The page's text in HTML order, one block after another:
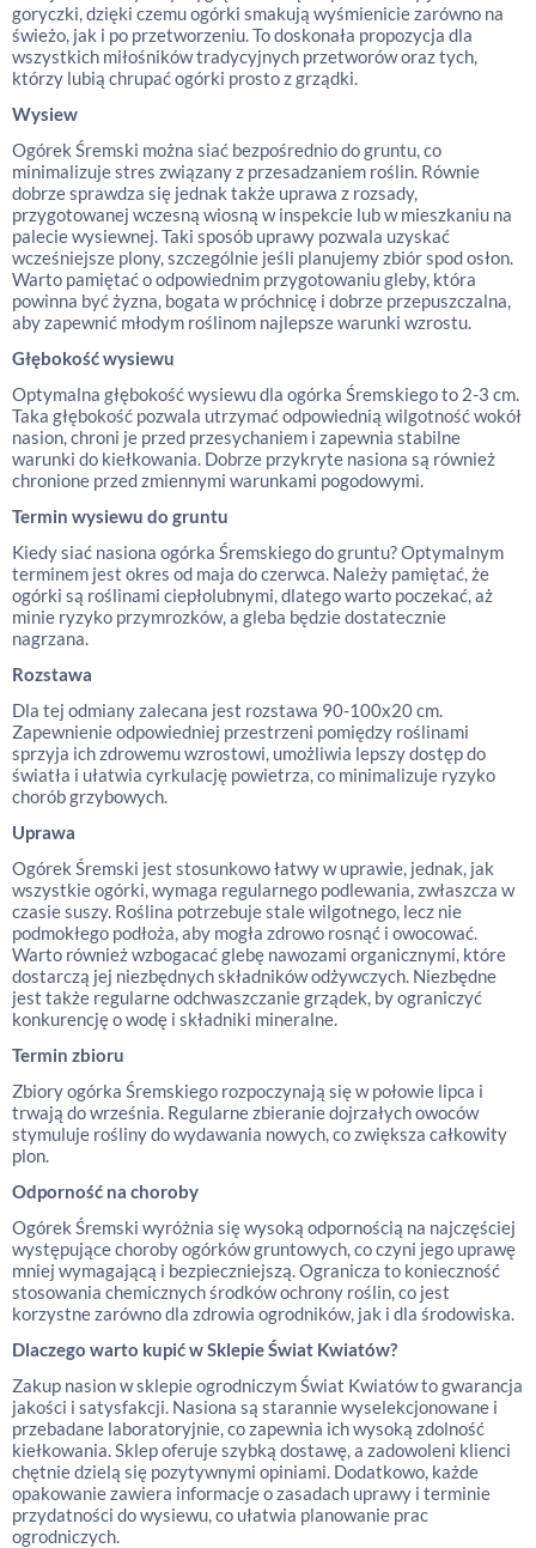
goryczki, dzięki czemu ogórki smakują wyśmienicie zarówno na
świeżo, jak i po przetworzeniu. To doskonała propozycja dla
wszystkich miłośników tradycyjnych przetworów oraz tych,
którzy lubią chrupać ogórki prosto z grządki.
Wysiew
Ogórek Śremski można siać bezpośrednio do gruntu, co
minimalizuje stres związany z przesadzaniem roślin. Równie
dobrze sprawdza się jednak także uprawa z rozsady,
przygotowanej wczesną wiosną w inspekcie lub w mieszkaniu na
palecie wysiewnej. Taki sposób uprawy pozwala uzyskać
wcześniejsze plony, szczególnie jeśli planujemy zbiór spod osłon.
Warto pamiętać o odpowiednim przygotowaniu gleby, która
powinna być żyzna, bogata w próchnicę i dobrze przepuszczalna,
aby zapewnić młodym roślinom najlepsze warunki wzrostu.
Głębokość wysiewu
Optymalna głębokość wysiewu dla ogórka Śremskiego to 2-3 cm.
Taka głębokość pozwala utrzymać odpowiednią wilgotność wokół
nasion, chroni je przed przesychaniem i zapewnia stabilne
warunki do kiełkowania. Dobrze przykryte nasiona są również
chronione przed zmiennymi warunkami pogodowymi.
Termin wysiewu do gruntu
Kiedy siać nasiona ogórka Śremskiego do gruntu? Optymalnym
terminem jest okres od maja do czerwca. Należy pamiętać, że
ogórki są roślinami ciepłolubnymi, dlatego warto poczekać, aż
minie ryzyko przymrozków, a gleba będzie dostatecznie
nagrzana.
Rozstawa
Dla tej odmiany zalecana jest rozstawa 90-100x20 cm.
Zapewnienie odpowiedniej przestrzeni pomiędzy roślinami
sprzyja ich zdrowemu wzrostowi, umożliwia lepszy dostęp do
światła i ułatwia cyrkulację powietrza, co minimalizuje ryzyko
chorób grzybowych.
Uprawa
Ogórek Śremski jest stosunkowo łatwy w uprawie, jednak, jak
wszystkie ogórki, wymaga regularnego podlewania, zwłaszcza w
czasie suszy. Roślina potrzebuje stale wilgotnego, lecz nie
podmokłego podłoża, aby mogła zdrowo rosnąć i owocować.
Warto również wzbogacać glebę nawozami organicznymi, które
dostarczą jej niezbędnych składników odżywczych. Niezbędne
jest także regularne odchwaszczanie grządek, by ograniczyć
konkurencję o wodę i składniki mineralne.
Termin zbioru
Zbiory ogórka Śremskiego rozpoczynają się w połowie lipca i
trwają do września. Regularne zbieranie dojrzałych owoców
stymuluje rośliny do wydawania nowych, co zwiększa całkowity
plon.
Odporność na choroby
Ogórek Śremski wyróżnia się wysoką odpornością na najczęściej
występujące choroby ogórków gruntowych, co czyni jego uprawę
mniej wymagającą i bezpieczniejszą. Ogranicza to konieczność
stosowania chemicznych środków ochrony roślin, co jest
korzystne zarówno dla zdrowia ogrodników, jak i dla środowiska.
Dlaczego warto kupić w Sklepie Świat Kwiatów?
Zakup nasion w sklepie ogrodniczym Świat Kwiatów to gwarancja
jakości i satysfakcji. Nasiona są starannie wyselekcjonowane i
przebadane laboratoryjnie, co zapewnia ich wysoką zdolność
kiełkowania. Sklep oferuje szybką dostawę, a zadowoleni klienci
chętnie dzielą się pozytywnymi opiniami. Dodatkowo, każde
opakowanie zawiera informacje o zasadach uprawy i terminie
przydatności do wysiewu, co ułatwia planowanie prac
ogrodniczych.